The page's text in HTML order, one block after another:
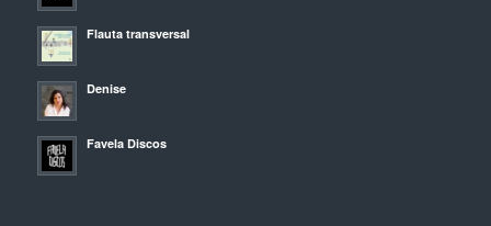
Flauta transversal
Denise
Favela Discos